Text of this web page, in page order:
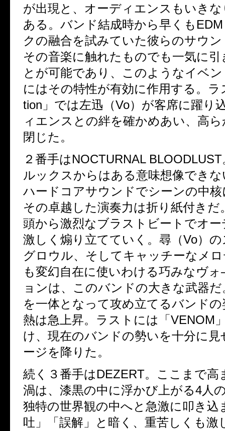
が出現と、オーディエンスもいき
ある。バンド結成時から早くも
クの融合を試みていた彼らのサウ
その音楽に触れたものでも一気に
とが可能であり、このようなイベ
にはその特性が有効に作用する。ラ
tion」では左迅（Vo）が客席に躍り
ィエンスとの絆を確かめあい、高
閉じた。
２番手はNOCTURNAL
ルックスからはある意味想像でき
ハードコアサウンドでシーンの中
その卓越した演奏力は折り紙付きだ
頭から激烈なブラストビートでオ
激しく煽り立てていく。尋（Vo）
グロウル、そしてキャッチーなメ
も変幻自在に使いわける巧みなヴ
ョンは、このバンドの大きな武器
を一体となって攻め立てるバンド
熱は急上昇。ラストには「VENOM
け、現在のバンドの勢いを十分に
ージを降りた。
続く３番手はDEZERT。ここまで高
渦は、漆黒の中に浮かび上がる4人
独特の世界観の中へと急激に叩き込
吐」「誤解」と暗く、重苦しくも激